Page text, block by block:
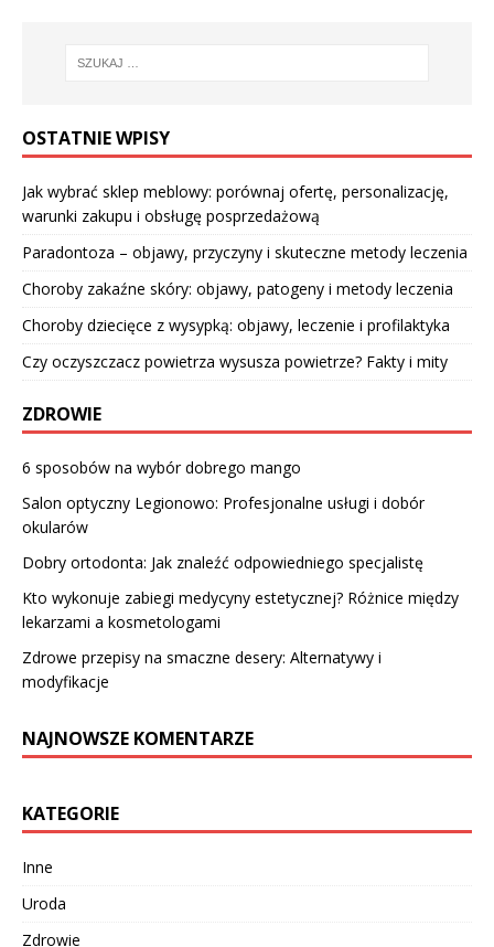
OSTATNIE WPISY
Jak wybrać sklep meblowy: porównaj ofertę, personalizację,
warunki zakupu i obsługę posprzedażową
Paradontoza – objawy, przyczyny i skuteczne metody leczenia
Choroby zakaźne skóry: objawy, patogeny i metody leczenia
Choroby dziecięce z wysypką: objawy, leczenie i profilaktyka
Czy oczyszczacz powietrza wysusza powietrze? Fakty i mity
ZDROWIE
6 sposobów na wybór dobrego mango
Salon optyczny Legionowo: Profesjonalne usługi i dobór
okularów
Dobry ortodonta: Jak znaleźć odpowiedniego specjalistę
Kto wykonuje zabiegi medycyny estetycznej? Różnice między
lekarzami a kosmetologami
Zdrowe przepisy na smaczne desery: Alternatywy i
modyfikacje
NAJNOWSZE KOMENTARZE
KATEGORIE
Inne
Uroda
Zdrowie